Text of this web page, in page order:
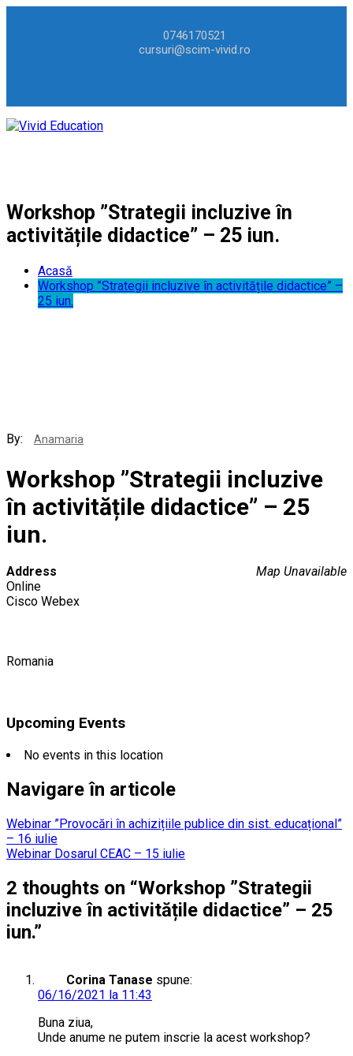
0746170521
cursuri@scim-vivid.ro
Workshop ”Strategii incluzive în
activitățile didactice” – 25 iun.
Acasă
Workshop ”Strategii incluzive în activitățile didactice” –
25 iun.
By: Anamaria
Workshop ”Strategii incluzive
în activitățile didactice” – 25
iun.
Map Unavailable
Address
Online
Cisco Webex
Romania
Upcoming Events
No events in this location
Navigare în articole
Webinar ”Provocări în achizițiile publice din sist. educațional”
– 16 iulie
Webinar Dosarul CEAC – 15 iulie
2 thoughts on “Workshop ”Strategii
incluzive în activitățile didactice” – 25
iun.”
Corina Tanase spune:
06/16/2021 la 11:43
Buna ziua,
Unde anume ne putem inscrie la acest workshop?